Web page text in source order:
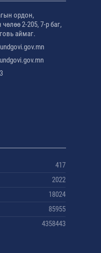
ордон,
2-205, 7-р баг,
аймаг.
417
2022
18024
85955
4358443